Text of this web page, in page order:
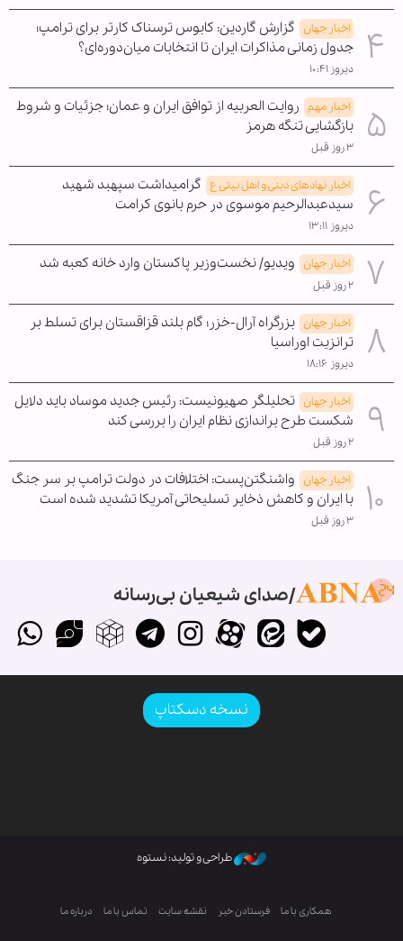
اخبار جهان گزارش گاردین: کابوس ترسناک کارتر برای ترامپ؛
جدول زمانی مذاکرات ایران تا انتخابات میان‌دوره‌ای؟
دیروز ۱۰:۴۱
اخبار مهم روایت العربیه از توافق ایران و عمان؛ جزئیات و شروط
بازگشایی تنگه هرمز
۳ روز قبل
اخبار نهادهای دینی و اهل بیتی ع گرامیداشت سپهبد شهید
سیدعبدالرحیم موسوی در حرم بانوی کرامت
دیروز ۱۳:۱۱
اخبار جهان ویدیو/ نخست‌وزیر پاکستان وارد خانه کعبه شد
۲ روز قبل
اخبار جهان بزرگراه آرال-خزر؛ گام بلند قزاقستان برای تسلط بر
ترانزیت اوراسیا
دیروز ۱۸:۱۶
اخبار جهان تحلیلگر صهیونیست: رئیس جدید موساد باید دلایل
شکست طرح براندازی نظام ایران را بررسی کند
۲ روز قبل
اخبار جهان واشنگتن‌پست: اختلافات در دولت ترامپ بر سر جنگ
با ایران و کاهش ذخایر تسلیحاتی آمریکا تشدید شده است
۳ روز قبل
صدای شیعیان بی‌رسانه
نسخه دسکتاپ
طراحی و تولید: نستوه
همکاری با ما فرستادن خبر نقشه سایت تماس با ما درباره ما